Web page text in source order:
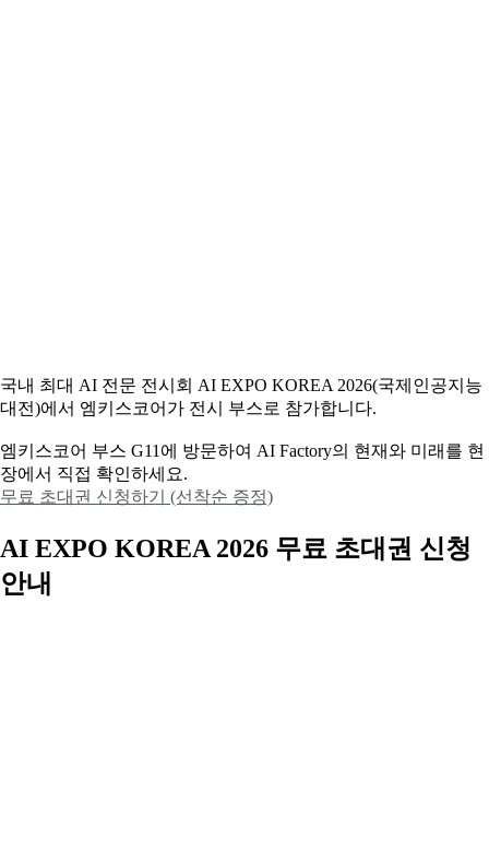
국내 최대 AI 전문 전시회 AI EXPO KOREA 2026(국제인공지능
대전)에서 엠키스코어가 전시 부스로 참가합니다.
엠키스코어 부스 G11에 방문하여 AI Factory의 현재와 미래를 현
장에서 직접 확인하세요.
무료 초대권 신청하기 (선착순 증정)
AI EXPO KOREA 2026 무료 초대권 신청
안내